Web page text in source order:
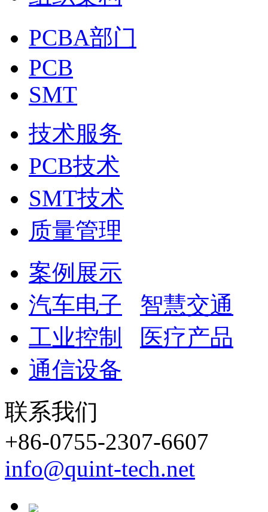
PCBA部门
PCB
SMT
技术服务
PCB技术
SMT技术
质量管理
案例展示
汽车电子
智慧交通
工业控制
医疗产品
通信设备
联系我们
+86-0755-2307-6607
info@quint-tech.net